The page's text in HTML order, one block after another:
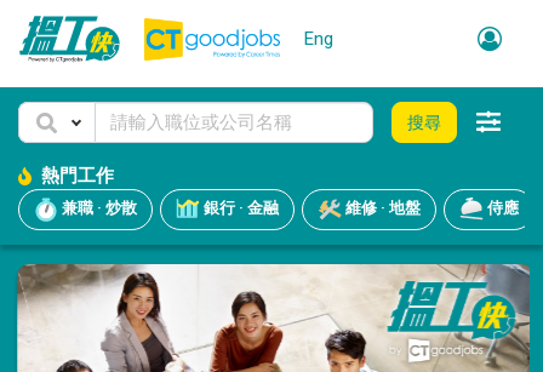
Eng
搜尋
熱門工作
兼職 · 炒散 銀行 · 金融 維修 · 地盤 侍應